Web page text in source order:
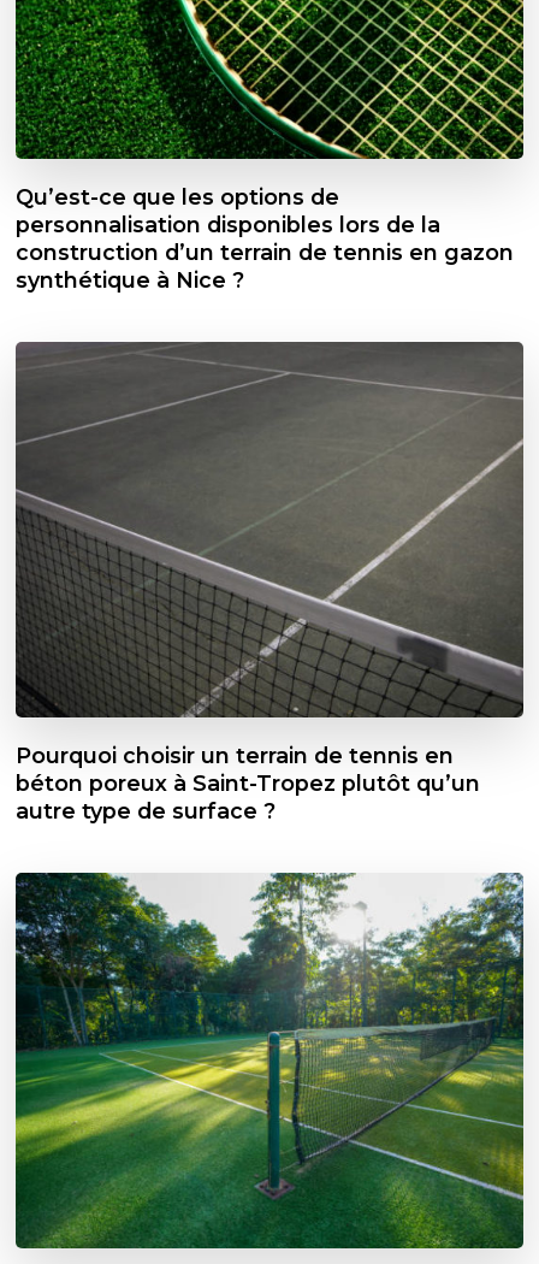
Qu’est-ce que les options de
personnalisation disponibles lors de la
construction d’un terrain de tennis en gazon
synthétique à Nice ?
Pourquoi choisir un terrain de tennis en
béton poreux à Saint-Tropez plutôt qu’un
autre type de surface ?